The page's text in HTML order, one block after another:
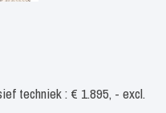
techniek : € 1.895, - excl.